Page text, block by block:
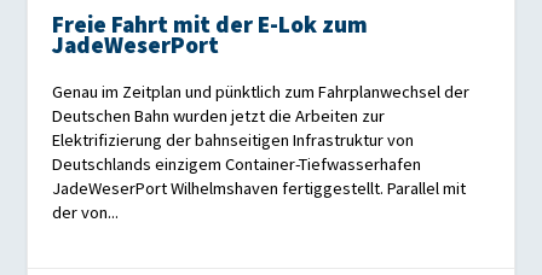
Freie Fahrt mit der E-Lok zum
JadeWeserPort
Genau im Zeitplan und pünktlich zum Fahrplanwechsel der
Deutschen Bahn wurden jetzt die Arbeiten zur
Elektrifizierung der bahnseitigen Infrastruktur von
Deutschlands einzigem Container-Tiefwasserhafen
JadeWeserPort Wilhelmshaven fertiggestellt. Parallel mit
der von...